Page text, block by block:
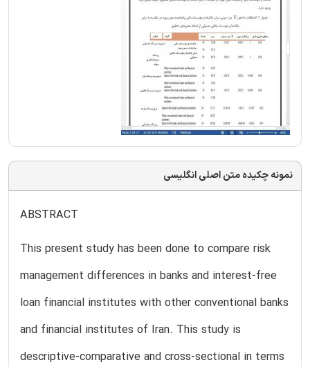
نمونه چکیده متن اصلی انگلیسی
ABSTRACT
This present study has been done to compare risk
management differences in banks and interest-free
loan financial institutes with other conventional banks
and financial institutes of Iran. This study is
descriptive-comparative and cross-sectional in terms